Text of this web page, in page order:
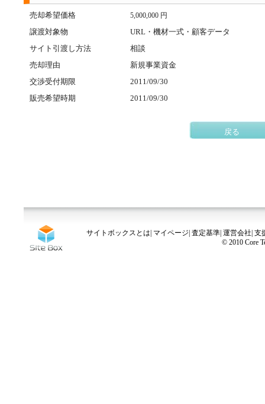
売却希望価格 5,000,000 円
譲渡対象物
URL・機材一式・顧客データ
サイト引渡し方法
相談
売却理由
新規事業資金
交渉受付期限
2011/09/30
販売希望時期
2011/09/30
戻る
サイトボックスとは マイページ 査定基準 運営会社 支
© 2010 Core